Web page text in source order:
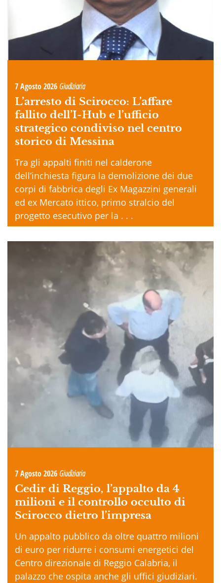
7 Agosto 2026 Giudiziaria
L’arresto di Scirocco: L’affare
fallito dell’I-Hub e l’ufficio
strategico condiviso nel centro
storico di Messina
Tra gli appalti finiti nel calderone
dell’inchiesta figura la demolizione dei due
corpi di fabbrica degli Ex Magazzini generali
ed ex Mercato ittico, primo stralcio del
progetto esecutivo per la . . .
7 Agosto 2026 Giudiziaria
Cedir di Reggio, l’appalto da 4
milioni e il controllo occulto di
Scirocco dietro l’impresa
Un appalto pubblico da oltre quattro milioni
di euro per ridurre i consumi energetici del
Centro direzionale di Reggio Calabria, il
palazzo che ospita anche gli uffici giudiziari.